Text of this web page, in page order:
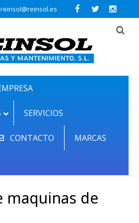
reinsol@reinsol.es
SERVICIOS
CONTACTO MARCAS
maquinas de